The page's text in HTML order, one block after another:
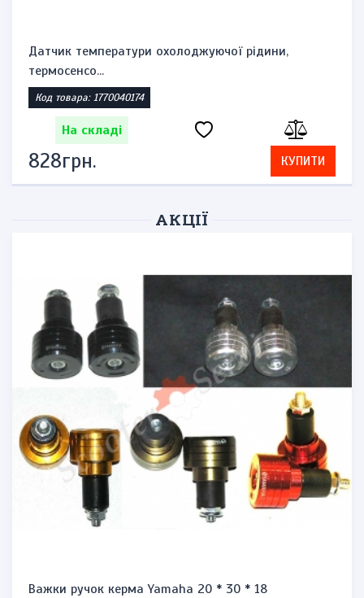
Датчик температури охолоджуючої рідини,
термосенсо...
Код товара: 1770040174
На складі
828грн. КУПИТИ
АКЦІЇ
Важки ручок керма Yamaha 20 * 30 * 18